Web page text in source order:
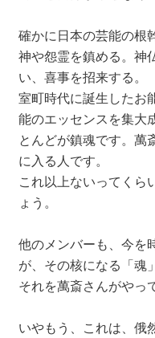
確かに日本の芸能の根
神や怨霊を鎮める。神
い、喜事を招来する。
室町時代に誕生したお
能のエッセンスを集大
とんどが鎮魂です。萬
に入る人です。
これ以上ないってくら
ょう。
他のメンバーも、今を
が、その核になる「魂
それを萬斎さんがやっ
いやもう、これは、俄